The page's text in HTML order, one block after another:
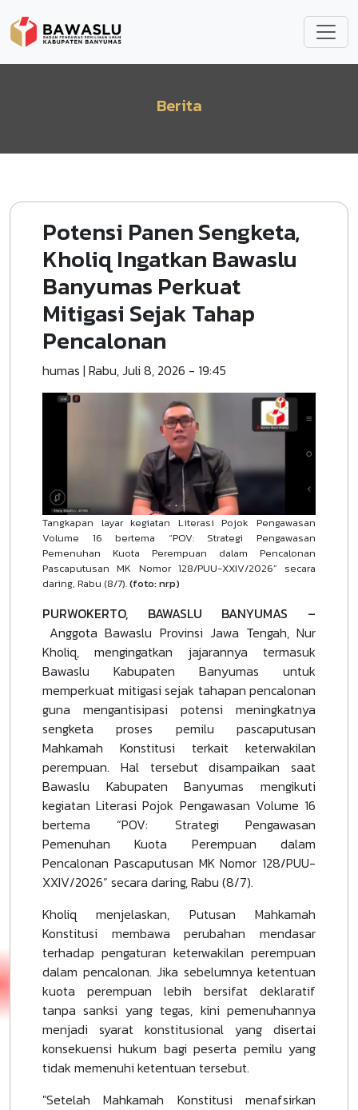
Berita
Potensi Panen Sengketa,
Kholiq Ingatkan Bawaslu
Banyumas Perkuat
Mitigasi Sejak Tahap
Pencalonan
humas | Rabu, Juli 8, 2026 - 19:45
Tangkapan layar kegiatan Literasi Pojok Pengawasan
Volume 16 bertema “POV: Strategi Pengawasan
Pemenuhan Kuota Perempuan dalam Pencalonan
Pascaputusan MK Nomor 128/PUU-XXIV/2026” secara
daring, Rabu (8/7).(foto: nrp)
PURWOKERTO, BAWASLU BANYUMAS –
Anggota Bawaslu Provinsi Jawa Tengah, Nur
Kholiq, mengingatkan jajarannya termasuk
Bawaslu Kabupaten Banyumas untuk
memperkuat mitigasi sejak tahapan pencalonan
guna mengantisipasi potensi meningkatnya
sengketa proses pemilu pascaputusan
Mahkamah Konstitusi terkait keterwakilan
perempuan. Hal tersebut disampaikan saat
Bawaslu Kabupaten Banyumas mengikuti
kegiatan Literasi Pojok Pengawasan Volume 16
bertema “POV: Strategi Pengawasan
Pemenuhan Kuota Perempuan dalam
Pencalonan Pascaputusan MK Nomor 128/PUU-
XXIV/2026” secara daring, Rabu (8/7).
Kholiq menjelaskan, Putusan Mahkamah
Konstitusi membawa perubahan mendasar
terhadap pengaturan keterwakilan perempuan
dalam pencalonan. Jika sebelumnya ketentuan
kuota perempuan lebih bersifat deklaratif
tanpa sanksi yang tegas, kini pemenuhannya
menjadi syarat konstitusional yang disertai
konsekuensi hukum bagi peserta pemilu yang
tidak memenuhi ketentuan tersebut.
"Setelah Mahkamah Konstitusi menafsirkan